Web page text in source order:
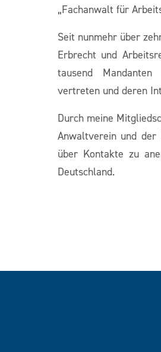
„Fachanwalt für
Seit nunmehr über
Erbrecht und
tausend
vertreten und deren
Durch meine
Anwaltverein und der
über Kontakte zu
Deutschland.